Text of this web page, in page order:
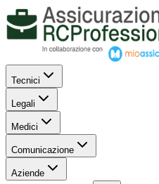
Tecnici
Legali
Medici
Comunicazione
Aziende